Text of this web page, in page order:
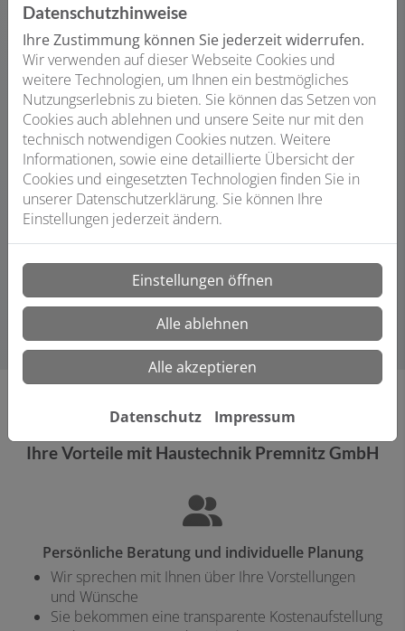
Je nach Kombination können Sie zudem bis zu 35 %
Förderung durch das Bundesamt für Wirtschaft und
Ausfuhrkontrolle (BAFA) erhalten – wir beraten Sie gerne
zu den möglichen Fördermitteln!
Gemeinsam besprechen wir Ihre Wünsche und
Anforderungen, um basierend darauf zu prüfen, welche
Kombination aus Solarheizung und Heizungsanlage für
Sie am besten geeignet ist. Bei der Installation
übernehmen wir zudem die Koordination anderer
Gewerke und arbeiten eng mit Partnerunternehmen
und renommierten Marken zusammen. So bekommen
Sie höchste Qualität, sowohl bei der Arbeit als auch den
Ihre Vorteile mit Haustechnik Premnitz GmbH
Persönliche Beratung und individuelle Planung
Wir sprechen mit Ihnen über Ihre Vorstellungen
und Wünsche
Sie bekommen eine transparente Kostenaufstellung
Datenschutzhinweise
Ihre Zustimmung können Sie jederzeit widerrufen.
Wir verwenden auf dieser Webseite Cookies und
weitere Technologien, um Ihnen ein bestmögliches
Nutzungserlebnis zu bieten. Sie können das Setzen von
Cookies auch ablehnen und unsere Seite nur mit den
technisch notwendigen Cookies nutzen. Weitere
Informationen, sowie eine detaillierte Übersicht der
Cookies und eingesetzten Technologien finden Sie in
unserer Datenschutzerklärung. Sie können Ihre
Einstellungen jederzeit ändern.
Einstellungen öffnen
Alle ablehnen
Alle akzeptieren
Datenschutz Impressum